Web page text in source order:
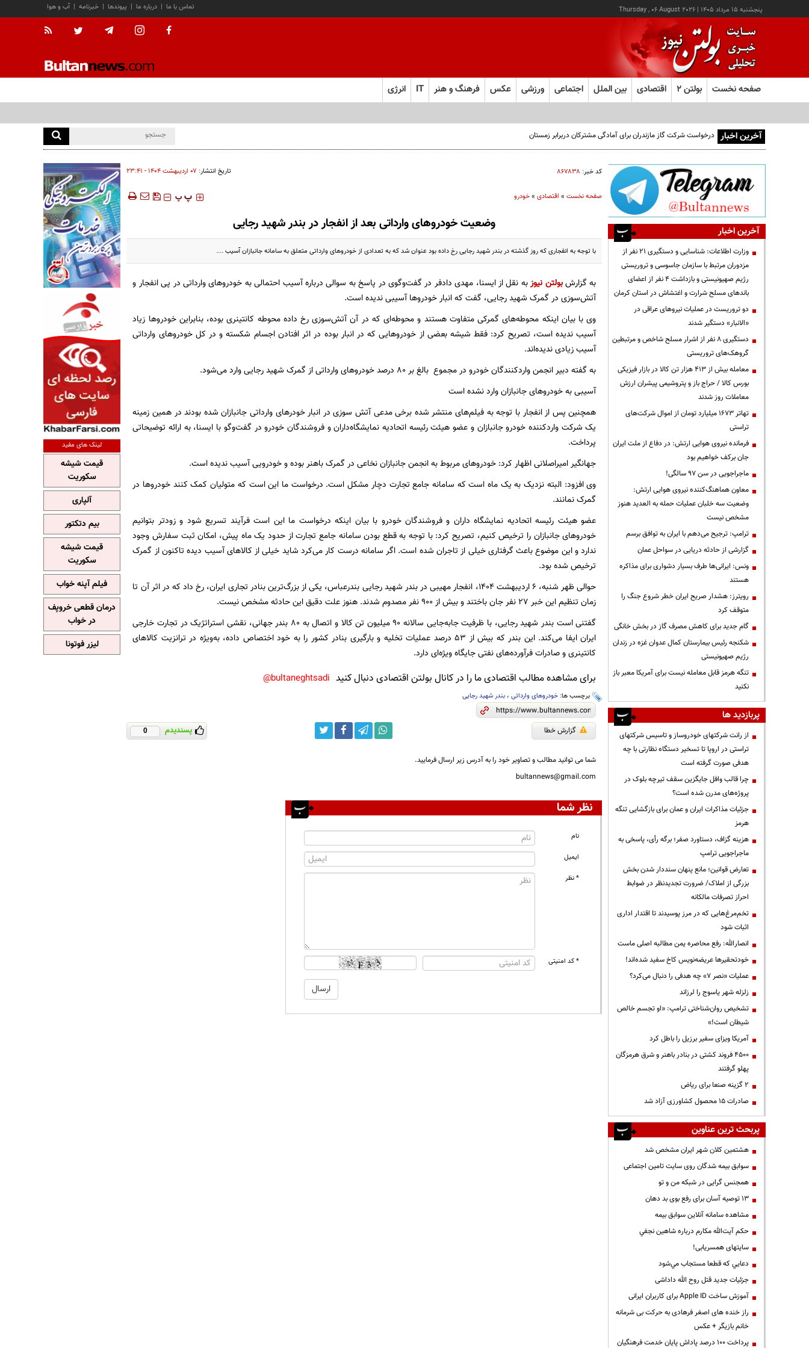
پنجشنبه ۱۵ مرداد ۱۴۰۵ |
Thursday , 06 August 2026 آب و هوا | خبرنامه | پیوندها | درباره ما | تماس با ما
صفحه نخست بولتن ۲ اقتصادی بین الملل اجتماعی ورزشی عکس فرهنگ و هنر IT انرژی
آخرین اخبار درخواست شرکت گاز مازندران برای آمادگی مشترکان دربرابر زمستان
کد خبر: ۸۶۷۸۳۸ تاریخ انتشار: ۰۷ ارديبهشت ۱۴۰۴ - ۲۳:۴۱
صفحه نخست» اقتصادی»خودرو ‍‍‍ پ پ
وضعیت خودروهای وارداتی بعد از انفجار در بندر شهید رجایی
با توجه به انفجاری که روز گذشته در بندر شهید رجایی رخ داده بود عنوان شد که به تعدادی از خودروهای وارداتی متعلق به سامانه جانبازان آسیب ....
به گزارشبولتن نیوزبه نقل از ایسنا، مهدی دادفر در گفت‌وگوی در پاسخ به سوالی درباره آسیب احتمالی به خودروهای وارداتی در پی انفجار و
آتش‌سوزی در گمرک شهید رجایی، گفت که انبار خودروها آسیبی ندیده است.
وی با بیان اینکه محوطه‌های گمرکی متفاوت هستند و محوطه‌ای که در آن آتش‌سوزی رخ داده محوطه کانتینری بوده، بنابراین خودروها زیاد
آسیب ندیده است، تصریح کرد: فقط شیشه بعضی از خودروهایی که در انبار بوده در اثر افتادن اجسام شکسته و در کل خودروهای وارداتی
آسیب زیادی ندیده‌اند.
به گفته دبیر انجمن واردکنندگان خودرو در مجموع بالغ بر ۸۰ درصد خودروهای وارداتی از گمرک شهید رجایی وارد می‌شود.
آسیبی به خودروهای جانبازان وارد نشده است
همچنین پس از انفجار با توجه به فیلم‌های منتشر شده برخی مدعی آتش سوزی در انبار خودرهای وارداتی جانبازان شده بودند در همین زمینه
یک شرکت واردکننده خودرو جانبازان و عضو هیئت رئیسه اتحادیه نمایشگاه‌داران و فروشندگان خودرو در گفت‌وگو با ایسنا، به ارائه توضیحاتی
پرداخت.
جهانگیر امیراصلانی اظهار کرد: خودروهای مربوط به انجمن جانبازان نخاعی در گمرک باهنر بوده و خودرویی آسیب ندیده است.
وی افزود: البته نزدیک به یک ماه است که سامانه جامع تجارت دچار مشکل است. درخواست ما این است که متولیان کمک کنند خودروها در
گمرک نمانند.
عضو هیئت رئیسه اتحادیه نمایشگاه داران و فروشندگان خودرو با بیان اینکه درخواست ما این است فرآیند تسریع شود و زودتر بتوانیم
خودروهای جانبازان را ترخیص کنیم، تصریح کرد: با توجه به قطع بودن سامانه جامع تجارت از حدود یک ماه پیش، امکان ثبت سفارش وجود
ندارد و این موضوع باعث گرفتاری خیلی از تاجران شده است. اگر سامانه درست کار می‌کرد شاید خیلی از کالاهای آسیب دیده تاکنون از گمرک
ترخیص شده بود.
حوالی ظهر شنبه، ۶ اردیبهشت ۱۴۰۴، انفجار مهیبی در بندر شهید رجایی بندرعباس، یکی از بزرگ‌ترین بنادر تجاری ایران، رخ داد که در اثر آن تا
زمان تنظیم این خبر ۲۷ نفر جان باختند و بیش از ۹۰۰ نفر مصدوم شدند. هنوز علت دقیق این حادثه مشخص نیست.
گفتنی است بندر شهید رجایی، با ظرفیت جابه‌جایی سالانه ۹۰ میلیون تن کالا و اتصال به ۸۰ بندر جهانی، نقشی استراتژیک در تجارت خارجی
ایران ایفا می‌کند. این بندر که بیش از ۵۳ درصد عملیات تخلیه و بارگیری بنادر کشور را به خود اختصاص داده، به‌ویژه در ترانزیت کالاهای
کانتینری و صادرات فرآورده‌های نفتی جایگاه ویژه‌ای دارد.
برای مشاهده مطالب اقتصادی ما را در کانال بولتن اقتصادی دنبال کنید bultaneghtsadi@
برچسب ها: خودروهای وارداتی، بندر شهید رجایی
گزارش خطا پسندیدم 0
شما می توانید مطالب و تصاویر خود را به آدرس زیر ارسال فرمایید.
bultannews@gmail.com
نظر شما
نام
ایمیل
* نظر
* کد امنیتی
آخرین اخبار
وزارت اطلاعات: شناسایی و دستگیری ۲۱ نفر از
مزدوران مرتبط با سازمان جاسوسی و تروریستی
رژیم صهیونیستی و بازداشت ۴ نفر از اعضای
باندهای مسلح شرارت و اغتشاش در استان کرمان
دو تروریست در عملیات نیروهای عراقی در
«الانبار» دستگیر شدند
دستگیری ۸ نفر از اشرار مسلح شاخص و مرتبطین
گروهک‌های تروریستی
معامله بیش از ۴۱۳ هزار تن کالا در بازار فیزیکی
بورس کالا / حراج باز و پتروشیمی پیشران ارزش
معاملات روز شدند
تهاتر ۱۶۷۳ میلیارد تومان از اموال شرکت‌های
تراستی
فرمانده نیروی هوایی ارتش: در دفاع از ملت ایران
جان برکف خواهیم بود
ماجراجویی در سن ۹۷ سالگی!
معاون هماهنگ‌کننده نیروی هوایی ارتش:
وضعیت سه خلبان عملیات حمله به العدید هنوز
مشخص نیست
ترامپ: ترجیح می‌دهم با ایران به توافق برسم
گزارشی از حادثه دریایی در سواحل عمان
ونس: ایرانی‌ها طرف بسیار دشواری برای مذاکره
هستند
رویترز: هشدار صریح ایران خطر شروع جنگ را
متوقف کرد
گام جدید برای کاهش مصرف گاز در بخش خانگی
شکنجه رئیس بیمارستان کمال عدوان غزه در زندان
رژیم صهیونیستی
تنگه هرمز قابل معامله نیست برای آمریکا معبر باز
نکنید
پربازدید ها
از رانت‌ شرکتهای خودروساز و تاسیس شرکتهای
تراستی در اروپا تا تسخیر دستگاه نظارتی با چه
هدفی صورت گرفته است
چرا قالب وافل جایگزین سقف تیرچه بلوک در
پروژه‌های مدرن شده است؟
جزئیات مذاکرات ایران و عمان برای بازگشایی تنگه
هرمز
هزینه گزاف، دستاورد صفر؛ برگه رأی، پاسخی به
ماجراجویی ترامپ
تعارض قوانین؛ مانع پنهان سنددار شدن بخش
بزرگی از املاک/ ضرورت تجدیدنظر در ضوابط
احراز تصرفات مالکانه
تخم‌مرغ‌هایی که در مرز پوسیدند تا اقتدار اداری
اثبات شود
انصارالله: رفع محاصره یمن مطالبه اصلی ماست
خودتحقیرها عریضه‌نویس کاخ سفید شده‌اند!
عملیات «نصر ۷» چه هدفی را دنبال می‌کرد؟
زلزله شهر یاسوج را لرزاند
تشخیص روان‌شناختی ترامپ: «او تجسم خالص
شیطان است!»
آمریکا ویزای سفیر برزیل را باطل کرد
۴۵۰۰ فروند کشتی در بنادر باهنر و شرق هرمزگان
پهلو گرفتند
۲ گزینه صنعا برای ریاض
صادرات ۱۵ محصول کشاورزی آزاد شد
پربحث ترین عناوین
هشتمین کلان شهر ایران مشخص شد
سوابق بیمه شدگان روی سایت تامین اجتماعی
همجنس گرایی در شبکه من و تو
13 توصیه آسان برای رفع بوی بد دهان
مشاهده سامانه آنلاين سوابق بیمه
حكم آيت‌الله مكارم درباره شاهين نجفي
سایتهای همسریابی!
دعايي كه قطعا مستجاب مي‌شود
جزئیات جدید قتل روح الله داداشی
آموزش ساخت Apple ID برای کاربران ایرانی
راز خنده های اصغر فرهادی به حرکت بی شرمانه
خانم بازیگر + عکس
پرداخت ۱۰۰ درصد پاداش پایان خدمت فرهنگیان
لینک های مفید
قیمت شیشه
سکوریت
آلپاری
بیم دتکتور
قیمت شیشه
سکوریت
فیلم آپنه خواب
درمان قطعی خروپف
در خواب
لیزر فوتونا